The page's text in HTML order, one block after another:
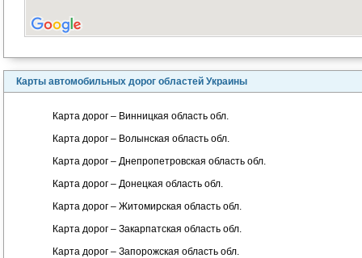
Карты автомобильных дорог областей Украины
Карта дорог – Винницкая область обл.
Карта дорог – Волынская область обл.
Карта дорог – Днепропетровская область обл.
Карта дорог – Донецкая область обл.
Карта дорог – Житомирская область обл.
Карта дорог – Закарпатская область обл.
Карта дорог – Запорожская область обл.